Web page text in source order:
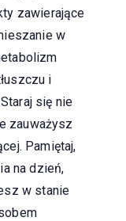
zawierające
w
i
się nie
zauważysz
Pamiętaj,
na dzień,
w stanie